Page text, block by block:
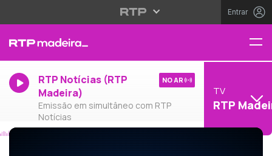
Entrar
RTP Notícias (RTP
Madeira)
Emissão em simultâneo com RTP
Notícias
NO AR
TV
RTP